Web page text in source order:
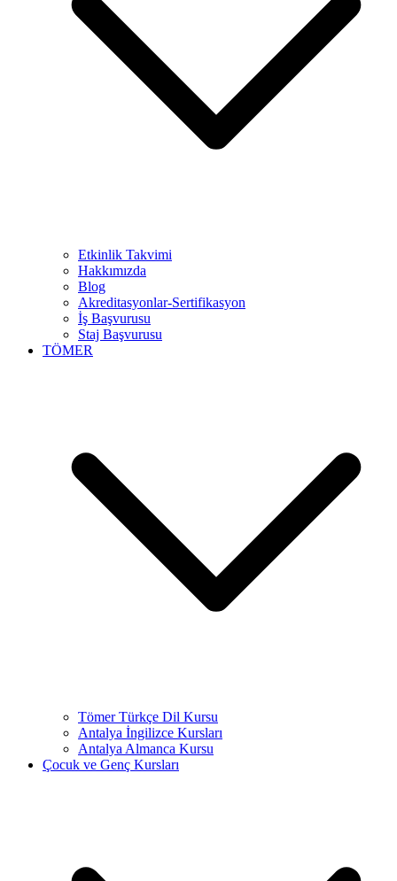
Etkinlik Takvimi
Hakkımızda
Blog
Akreditasyonlar-Sertifikasyon
İş Başvurusu
Staj Başvurusu
TÖMER
Tömer Türkçe Dil Kursu
Antalya İngilizce Kursları
Antalya Almanca Kursu
Çocuk ve Genç Kursları